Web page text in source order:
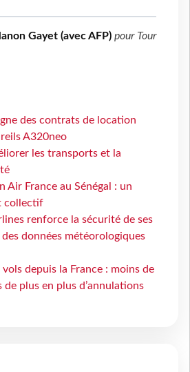
Gayet (avec AFP) pour Tour
des contrats de location
A320neo
les transports et la
Air France au Sénégal : un
collectif
renforce la sécurité de ses
des données météorologiques
vols depuis la France : moins de
de plus en plus d’annulations